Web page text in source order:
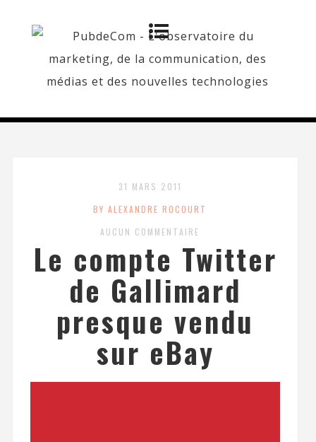
31 MARS 2011
BY ALEXANDRE ROCOURT
AUCUN COMMENTAIRE
Le compte Twitter
de Gallimard
presque vendu
sur eBay